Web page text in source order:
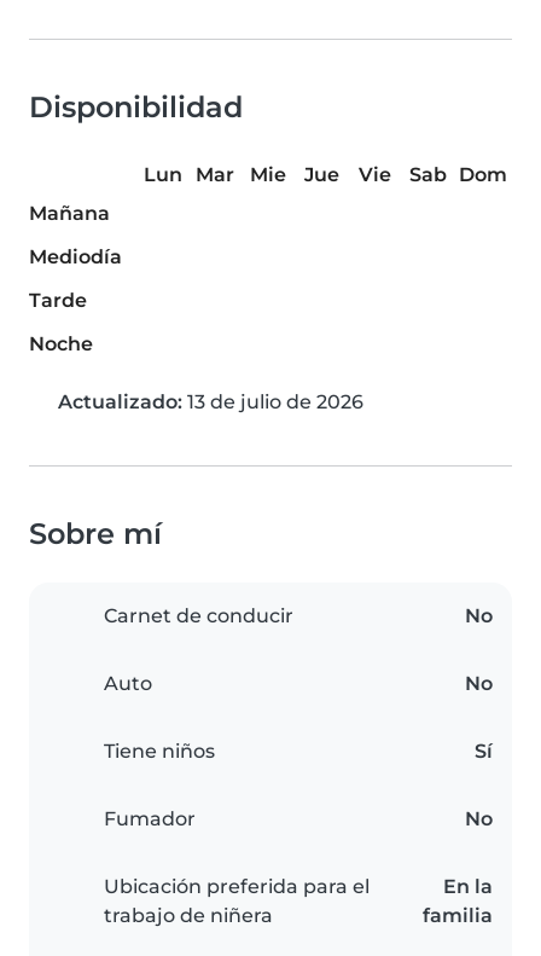
Disponibilidad
Lun Mar Mie Jue Vie Sab
Dom
Mañana
Mediodía
Tarde
Noche
Actualizado: 13 de julio de 2026
Sobre mí
Carnet de conducir No
Auto No
Tiene niños Sí
Fumador No
Ubicación preferida para el
trabajo de niñera
En la
familia